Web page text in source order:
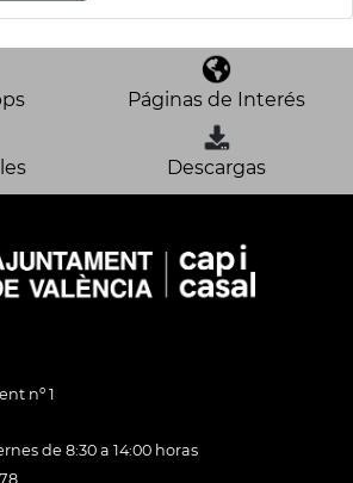
Páginas de Interés
Descargas
nº 1
de 8:30 a 14:00 horas